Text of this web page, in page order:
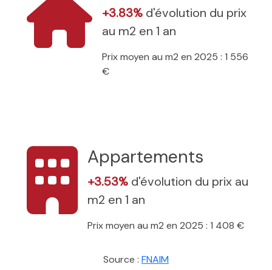
+3.83% d'évolution du prix
au m2 en 1 an
Prix moyen au m2 en 2025 : 1 556
€
Appartements
+3.53% d'évolution du prix au
m2 en 1 an
Prix moyen au m2 en 2025 : 1 408 €
Source : FNAIM